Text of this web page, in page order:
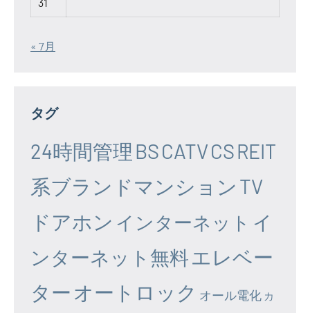
« 7月
タグ
24時間管理 BSCATVCSREIT
系ブランドマンション TV
ドアホン インターネット イ
ンターネット無料エレベー
ター オートロック オール電化 カ